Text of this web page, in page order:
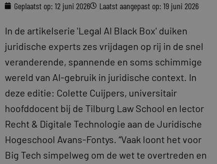
Geplaatst op: 12 juni 2026 Laatst aangepast op: 19 juni 2026
In de artikelserie 'Legal AI Black Box' duiken
juridische experts zes vrijdagen op rij in de snel
veranderende, spannende en soms schimmige
wereld van AI-gebruik in juridische context. In
deze editie: Colette Cuijpers, universitair
hoofddocent bij de Tilburg Law School en lector
Recht & Digitale Technologie aan de Juridische
Hogeschool Avans-Fontys. “Vaak loont het voor
Big Tech simpelweg om de wet te overtreden en